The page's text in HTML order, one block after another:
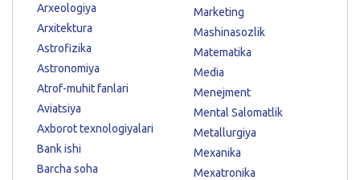
Arxeologiya
Arxitektura
Astrofizika
Astronomiya
Atrof-muhit fanlari
Aviatsiya
Axborot texnologiyalari
Bank ishi
Barcha soha
Marketing
Mashinasozlik
Matematika
Media
Menejment
Mental Salomatlik
Metallurgiya
Mexanika
Mexatronika